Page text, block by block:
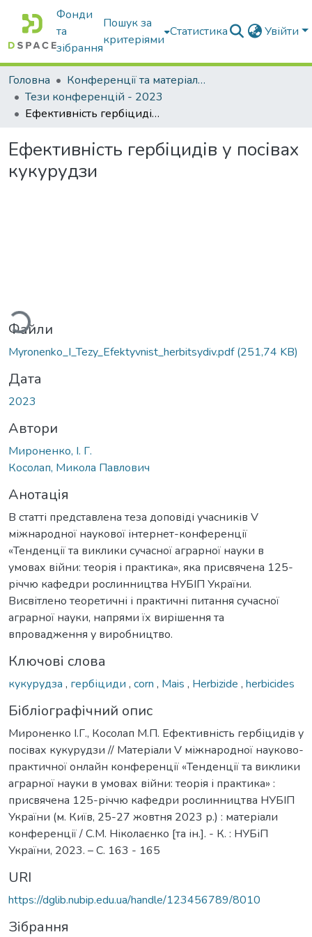
Фонди
та
зібрання
Пошук за
критеріями
Статистика Увійти
Головна
Конференції та матеріали конференцій
Тези конференцій - 2023
Ефективність гербіцидів у посівах кукурудзи
Ефективність гербіцидів у посівах
кукурудзи
Файли
Myronenko_I_Tezy_Efektyvnist_herbitsydiv.pdf(251,74 KB)
Дата
2023
Автори
Мироненко, І. Г.
Косолап, Микола Павлович
Анотація
В статті представлена теза доповіді учасників V
міжнародної наукової інтернет-конференції
«Тенденції та виклики сучасної аграрної науки в
умовах війни: теорія і практика», яка присвячена 125-
річчю кафедри рослинництва НУБІП України.
Висвітлено теоретичні і практичні питання сучасної
аграрної науки, напрями їх вирішення та
впровадження у виробництво.
Ключові слова
кукурудза , гербіциди , corn , Mais , Herbizide , herbicides
Бібліографічний опис
Мироненко І.Г., Косолап М.П. Ефективність гербіцидів у
посівах кукурудзи // Матеріали V міжнародної науково-
практичної онлайн конференції «Тенденції та виклики
аграрної науки в умовах війни: теорія і практика» :
присвячена 125-річчю кафедри рослинництва НУБІП
України (м. Київ, 25-27 жовтня 2023 р.) : матеріали
конференції / С.М. Ніколаєнко [та ін.]. - К. : НУБіП
України, 2023. – С. 163 - 165
URI
https://dglib.nubip.edu.ua/handle/123456789/8010
Зібрання